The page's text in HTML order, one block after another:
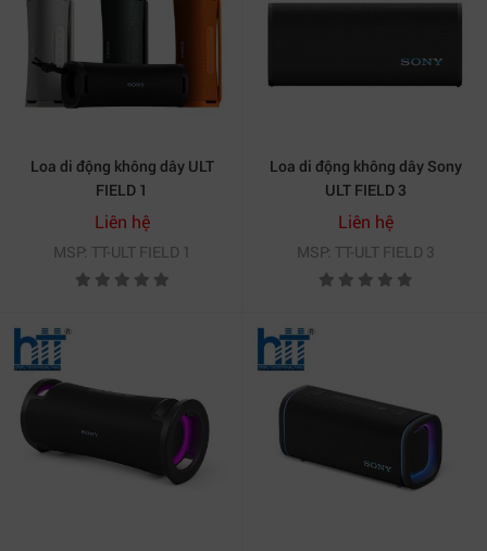
Loa di động không dây ULT
FIELD 1
Liên hệ
MSP: TT-ULT FIELD 1
Loa di động không dây Sony
ULT FIELD 3
Liên hệ
MSP: TT-ULT FIELD 3